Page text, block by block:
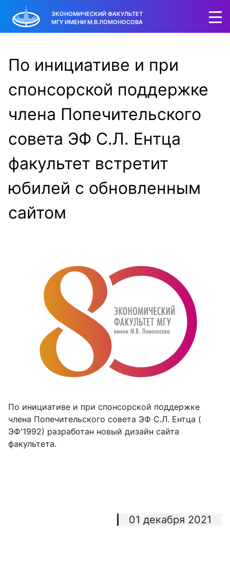
ЭКОНОМИЧЕСКИЙ ФАКУЛЬТЕТ
МГУ ИМЕНИ М.В.ЛОМОНОСОВА
По инициативе и при
спонсорской поддержке
члена Попечительского
совета ЭФ С.Л. Ентца
факультет встретит
юбилей с обновленным
сайтом
По инициативе и при спонсорской поддержке
члена Попечительского совета ЭФ С.Л. Ентца (
ЭФ'1992) разработан новый дизайн сайта
факультета.
01 декабря 2021